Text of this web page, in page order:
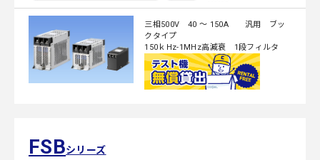
三相500V 40 ～ 150A 汎用 ブッ
クタイプ
150ｋHz-1MHz高減衰 1段フィルタ
FSBシリーズ